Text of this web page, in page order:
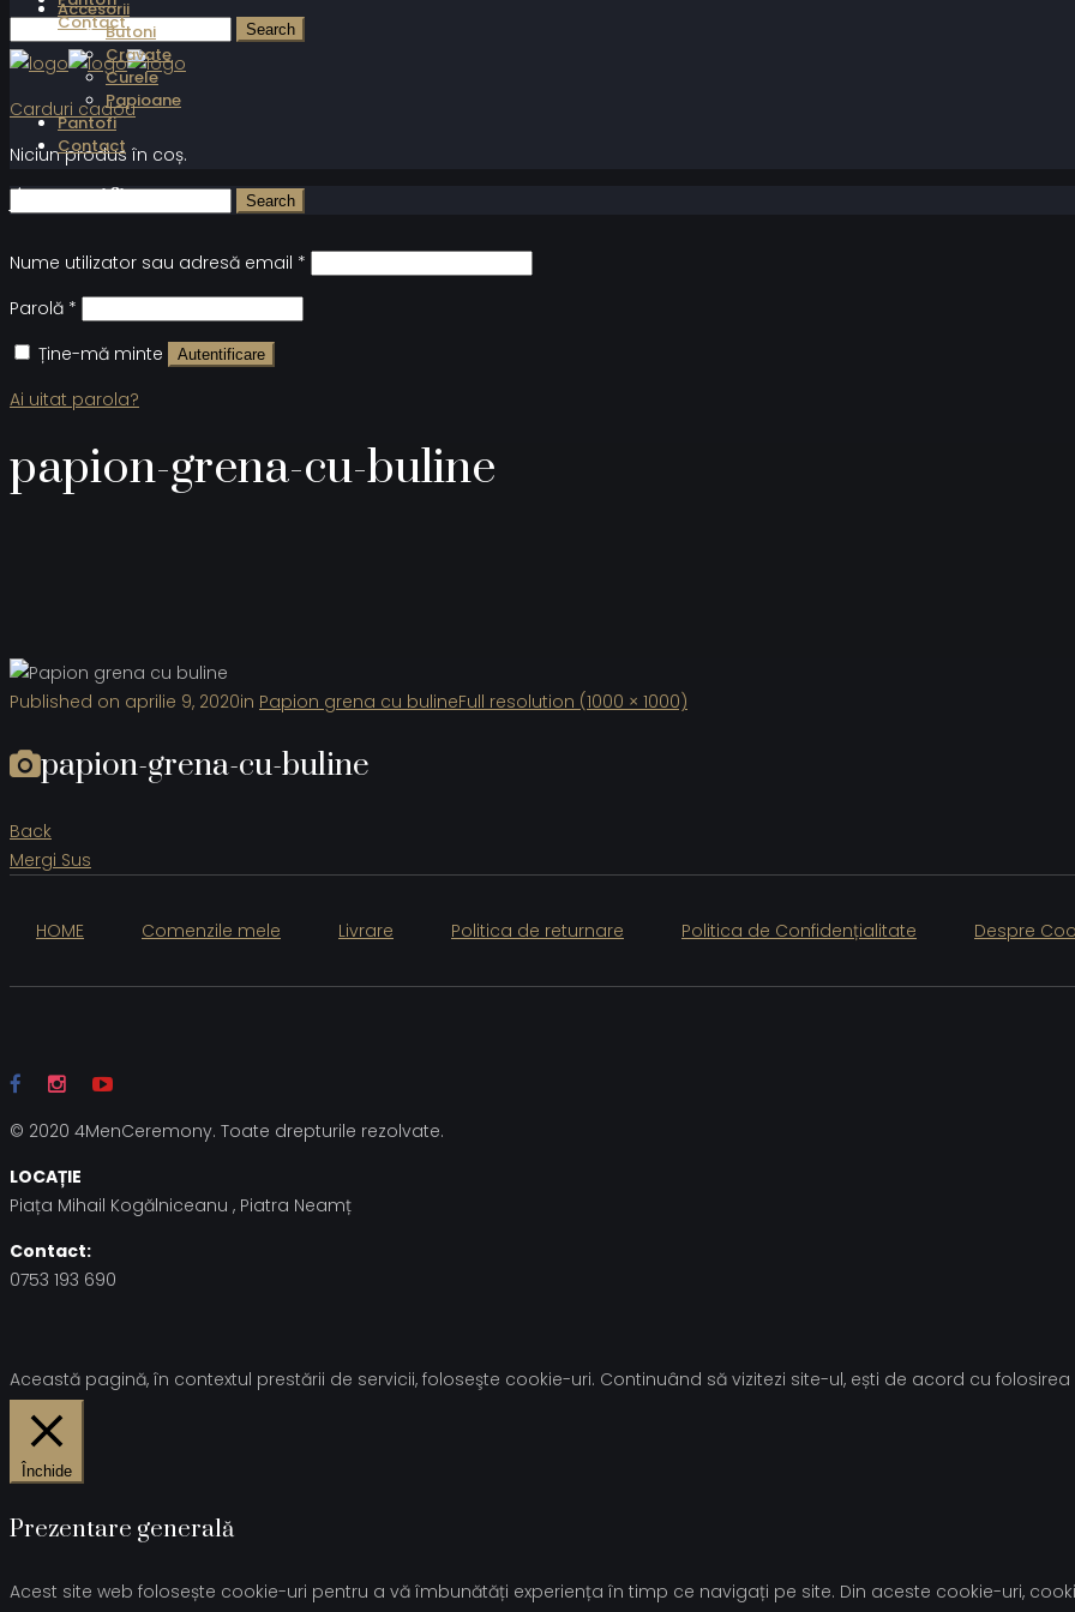
Contact
Carduri cadou
Niciun produs în coș.
Accesorii
Butoni
Cravate
Curele
Papioane
Pantofi
Contact
Autentificare
Nume utilizator sau adresă email *
Parolă *
Ține-mă minte
Autentificare
Ai uitat parola?
papion-grena-cu-buline
Published on aprilie 9, 2020in Papion grena cu bulineFull resolution (1000 × 1000)
papion-grena-cu-buline
Back
Mergi Sus
HOME Comenzile mele Livrare Politica de returnare Politica de Confidențialitate Despre
© 2020 4MenCeremony. Toate drepturile rezolvate.
LOCAȚIE
Piața Mihail Kogălniceanu , Piatra Neamț
Contact:
0753 193 690
Această pagină, în contextul prestării de servicii, foloseşte cookie-uri. Continuând să vizitezi site-ul, ești de acord cu folosirea
Închide
Prezentare generală
Acest site web folosește cookie-uri pentru a vă îmbunătăți experiența în timp ce navigați pe site. Din aceste cookie-uri,